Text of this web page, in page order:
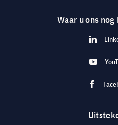
Waar u ons